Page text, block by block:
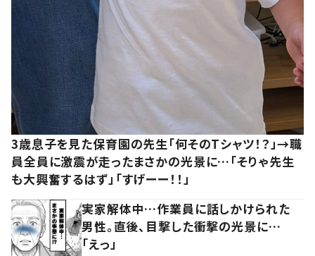
3歳息子を見た保育園の先生「何そのTシャツ！？」→職
員全員に激震が走ったまさかの光景に…「そりゃ先生
も大興奮するはず」「すげーー！！」
実家解体中…作業員に話しかけられた
男性。直後、目撃した衝撃の光景に…
「えっ」